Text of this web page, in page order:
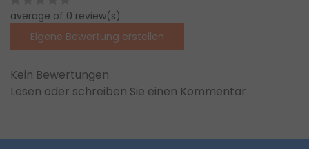
average of 0 review(s)
Eigene Bewertung erstellen
Kein Bewertungen
Lesen oder schreiben Sie einen Kommentar